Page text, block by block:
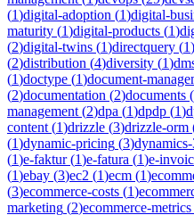
(1)digital-adoption (1)digital-
maturity (1)digital-products (1)
(2)digital-twins (1)directquery (1)
(2)distribution (4)diversity (1)
(1)doctype (1)document-
(2)documentation (2)documents (
management (2)dpa (1)dpdp (1)
content (1)drizzle (3)drizzle-orm
(1)dynamic-pricing (3)
(1)e-faktur(1)e-fatura (1)e-
(1)ebay (3)ec2 (1)ecm (1)
(3)ecommerce-costs (1)
marketing (2)ecommerce-metrics